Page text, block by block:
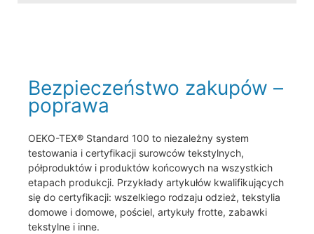
Bezpieczeństwo zakupów –
poprawa
OEKO-TEX® Standard 100 to niezależny system
testowania i certyfikacji surowców tekstylnych,
półproduktów i produktów końcowych na wszystkich
etapach produkcji. Przykłady artykułów kwalifikujących
się do certyfikacji: wszelkiego rodzaju odzież, tekstylia
domowe i domowe, pościel, artykuły frotte, zabawki
tekstylne i inne.